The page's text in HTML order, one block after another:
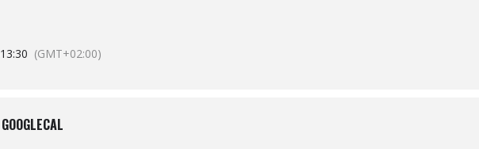
13:30 (GMT+02:00)
GOOGLECAL